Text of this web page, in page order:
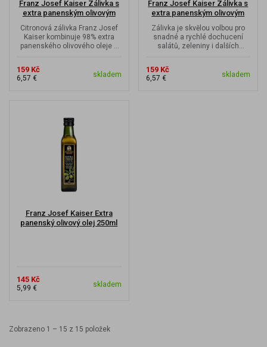
Franz Josef Kaiser Zálivka s
extra panenským olivovým
Citronová zálivka Franz Josef
Kaiser kombinuje 98% extra
panenského olivového oleje s
159 Kč
6,57 € skladem
Franz Josef Kaiser Zálivka s
extra panenským olivovým
Zálivka je skvělou volbou pro
snadné a rychlé dochucení
salátů, zeleniny i dalších
159 Kč
6,57 € skladem
Franz Josef Kaiser Extra
panenský olivový olej 250ml
145 Kč
5,99 € skladem
Zobrazeno 1 – 15 z 15 položek